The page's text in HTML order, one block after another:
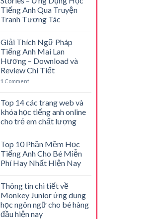
Tiếng Anh Qua Truyện
Tranh Tương Tác
Giải Thích Ngữ Pháp
Tiếng Anh Mai Lan
Hương – Download và
Review Chi Tiết
1 Comment
Top 14 các trang web và
khóa học tiếng anh online
cho trẻ em chất lượng
Top 10 Phần Mềm Học
Tiếng Anh Cho Bé Miễn
Phí Hay Nhất Hiện Nay
Thông tin chi tiết về
Monkey Junior ứng dụng
học ngôn ngữ cho bé hàng
đầu hiện nay